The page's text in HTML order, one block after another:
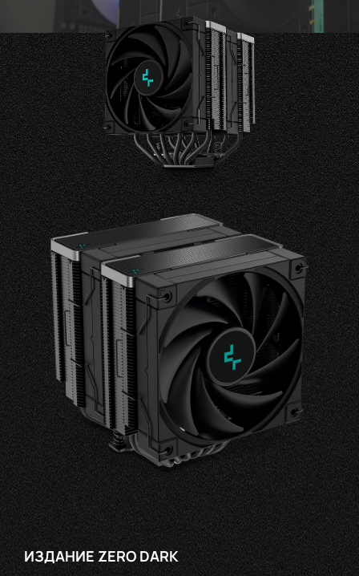
ИЗДАНИЕ ZERO DARK